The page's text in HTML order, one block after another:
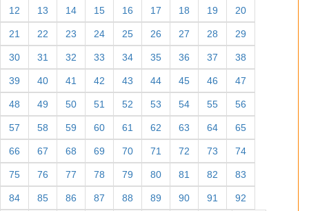
12 13 14 15 16 17 18 19 20
21 22 23 24 25 26 27 28 29
30 31 32 33 34 35 36 37 38
39 40 41 42 43 44 45 46 47
48 49 50 51 52 53 54 55 56
57 58 59 60 61 62 63 64 65
66 67 68 69 70 71 72 73 74
75 76 77 78 79 80 81 82 83
84 85 86 87 88 89 90 91 92